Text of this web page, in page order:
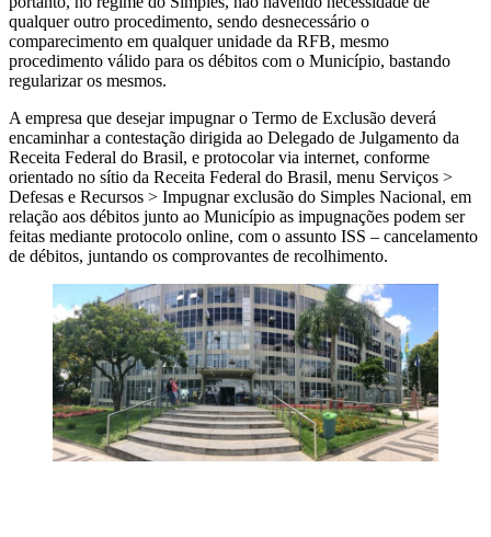
qualquer outro procedimento, sendo desnecessário o
comparecimento em qualquer unidade da RFB, mesmo
procedimento válido para os débitos com o Município, bastando
regularizar os mesmos.
A empresa que desejar impugnar o Termo de Exclusão deverá
encaminhar a contestação dirigida ao Delegado de Julgamento da
Receita Federal do Brasil, e protocolar via internet, conforme
orientado no sítio da Receita Federal do Brasil, menu Serviços >
Defesas e Recursos > Impugnar exclusão do Simples Nacional, em
relação aos débitos junto ao Município as impugnações podem ser
feitas mediante protocolo online, com o assunto ISS – cancelamento
de débitos, juntando os comprovantes de recolhimento.